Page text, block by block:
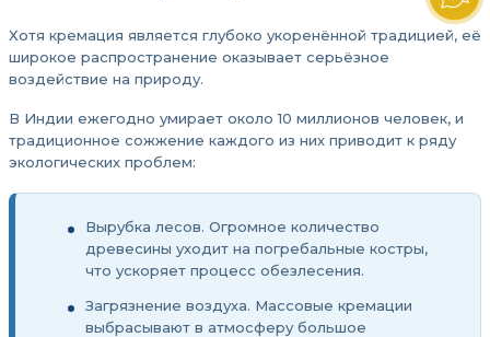
Хотя кремация является глубоко укоренённой традицией, её
широкое распространение оказывает серьёзное
воздействие на природу.
В Индии ежегодно умирает около 10 миллионов человек, и
традиционное сожжение каждого из них приводит к ряду
экологических проблем:
Вырубка лесов. Огромное количество
древесины уходит на погребальные костры,
что ускоряет процесс обезлесения.
Загрязнение воздуха. Массовые кремации
выбрасывают в атмосферу большое